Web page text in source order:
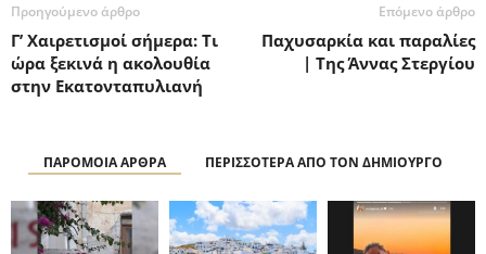
Προηγούμενο άρθρο
Γ’ Χαιρετισμοί σήμερα: Τι
ώρα ξεκινά η ακολουθία
στην Εκατονταπυλιανή
Επόμενο άρθρο
Παχυσαρκία και παραλίες
| Της Άννας Στεργίου
ΠΑΡΟΜΟΙΑ ΑΡΘΡΑ ΠΕΡΙΣΣΟΤΕΡΑ ΑΠΟ ΤΟΝ ΔΗΜΙΟΥΡΓΟ